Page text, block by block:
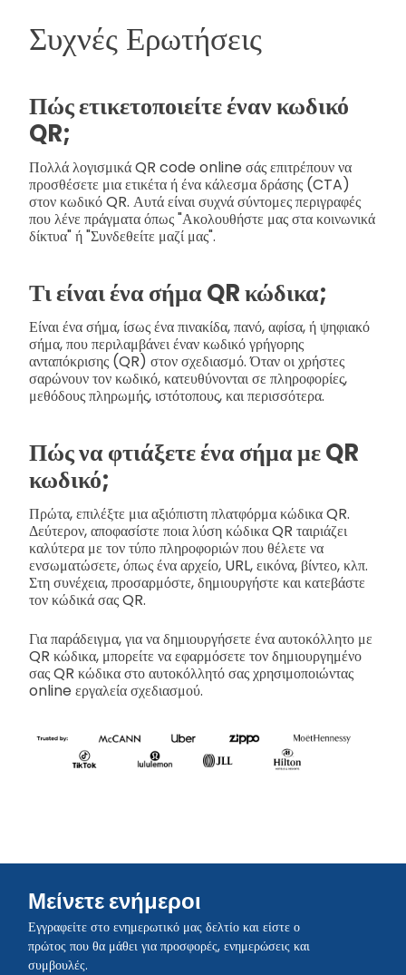
Συχνές Ερωτήσεις
Πώς ετικετοποιείτε έναν κωδικό
QR;
Πολλά λογισμικά QR code online σάς επιτρέπουν να
προσθέσετε μια ετικέτα ή ένα κάλεσμα δράσης (CTA)
στον κωδικό QR. Αυτά είναι συχνά σύντομες περιγραφές
που λένε πράγματα όπως "Ακολουθήστε μας στα κοινωνικά
δίκτυα" ή "Συνδεθείτε μαζί μας".
Τι είναι ένα σήμα QR κώδικα;
Είναι ένα σήμα, ίσως ένα πινακίδα, πανό, αφίσα, ή ψηφιακό
σήμα, που περιλαμβάνει έναν κωδικό γρήγορης
ανταπόκρισης (QR) στον σχεδιασμό. Όταν οι χρήστες
σαρώνουν τον κωδικό, κατευθύνονται σε πληροφορίες,
μεθόδους πληρωμής, ιστότοπους, και περισσότερα.
Πώς να φτιάξετε ένα σήμα με QR
κωδικό;
Πρώτα, επιλέξτε μια αξιόπιστη πλατφόρμα κώδικα QR.
Δεύτερον, αποφασίστε ποια λύση κώδικα QR ταιριάζει
καλύτερα με τον τύπο πληροφοριών που θέλετε να
ενσωματώσετε, όπως ένα αρχείο, URL, εικόνα, βίντεο, κλπ.
Στη συνέχεια, προσαρμόστε, δημιουργήστε και κατεβάστε
τον κώδικά σας QR.
Για παράδειγμα, για να δημιουργήσετε ένα αυτοκόλλητο με
QR κώδικα, μπορείτε να εφαρμόσετε τον δημιουργημένο
σας QR κώδικα στο αυτοκόλλητό σας χρησιμοποιώντας
online εργαλεία σχεδιασμού.
Μείνετε ενήμεροι
Εγγραφείτε στο ενημερωτικό μας δελτίο και είστε ο
πρώτος που θα μάθει για προσφορές, ενημερώσεις και
συμβουλές.